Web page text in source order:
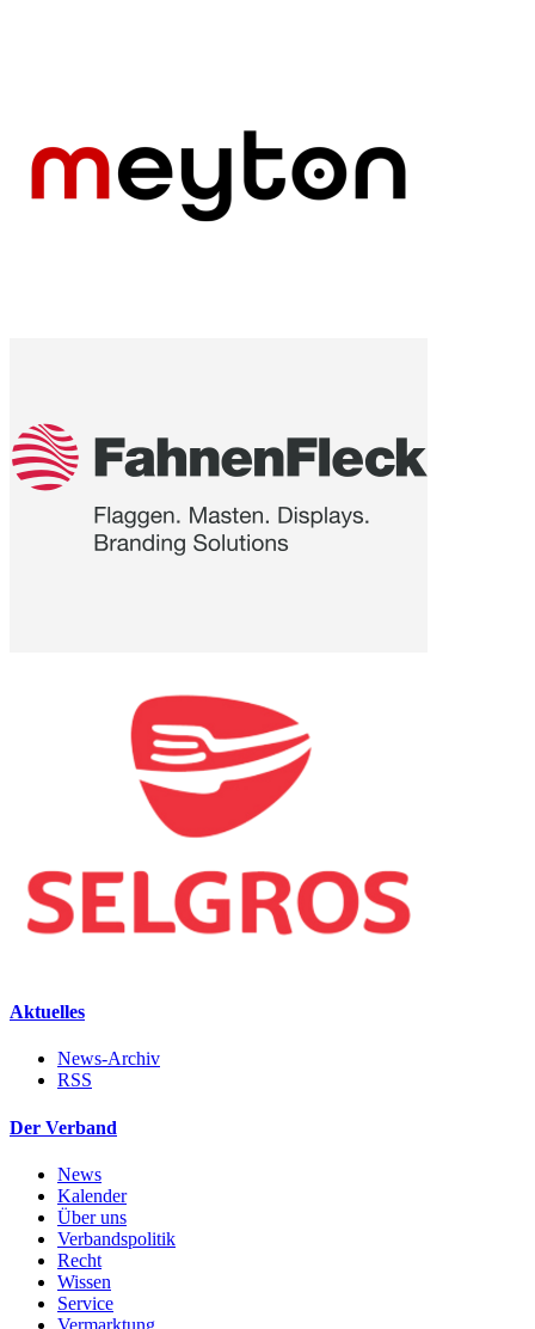
Aktuelles
News-Archiv
RSS
Der Verband
News
Kalender
Über uns
Verbandspolitik
Recht
Wissen
Service
Vermarktung